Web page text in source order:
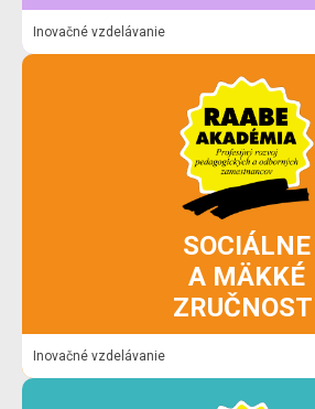
Inovačné vzdelávanie
SOCIÁLNE
A MÄKKÉ
Inovačné vzdelávanie